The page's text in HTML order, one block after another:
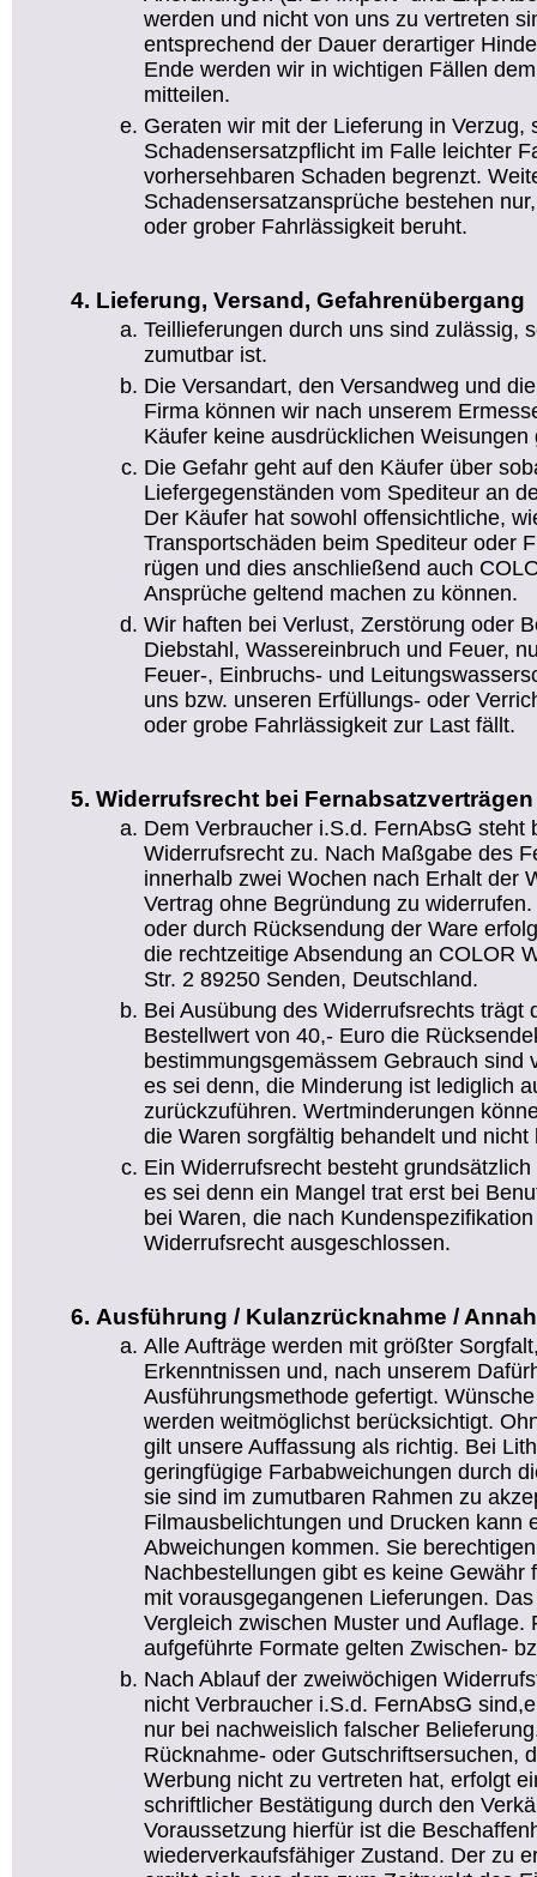
werden und nicht von uns zu vertreten
entsprechend der Dauer derartiger
Ende werden wir in wichtigen Fällen
mitteilen.
Geraten wir mit der Lieferung in Verzug,
Schadensersatzpflicht im Falle leichter
vorhersehbaren Schaden begrenzt.
Schadensersatzansprüche bestehen
oder grober Fahrlässigkeit beruht.
Lieferung, Versand, Gefahrenübergang
Teillieferungen durch uns sind zulässig,
zumutbar ist.
Die Versandart, den Versandweg und
Firma können wir nach unserem
Käufer keine ausdrücklichen Weisungen
Die Gefahr geht auf den Käufer über
Liefergegenständen vom Spediteur an
Der Käufer hat sowohl offensichtliche,
Transportschäden beim Spediteur oder
rügen und dies anschließend auch
Ansprüche geltend machen zu können.
Wir haften bei Verlust, Zerstörung oder
Diebstahl, Wassereinbruch und Feuer,
Feuer-, Einbruchs- und
uns bzw. unseren Erfüllungs- oder
oder grobe Fahrlässigkeit zur Last fällt.
Widerrufsrecht bei Fernabsatzverträgen
Dem Verbraucher i.S.d. FernAbsG steht
Widerrufsrecht zu. Nach Maßgabe des
innerhalb zwei Wochen nach Erhalt der
Vertrag ohne Begründung zu
oder durch Rücksendung der Ware
die rechtzeitige Absendung an COLOR
Str. 2 89250 Senden, Deutschland.
Bei Ausübung des Widerrufsrechts trägt
Bestellwert von 40,- Euro die
bestimmungsgemässem Gebrauch sind
es sei denn, die Minderung ist lediglich
zurückzuführen. Wertminderungen
die Waren sorgfältig behandelt und nicht
Ein Widerrufsrecht besteht
es sei denn ein Mangel trat erst bei
bei Waren, die nach
Widerrufsrecht ausgeschlossen.
Ausführung / Kulanzrücknahme /
Alle Aufträge werden mit größter
Erkenntnissen und, nach unserem
Ausführungsmethode gefertigt.
werden weitmöglichst berücksichtigt.
gilt unsere Auffassung als richtig. Bei
geringfügige Farbabweichungen durch
sie sind im zumutbaren Rahmen zu
Filmausbelichtungen und Drucken kann
Abweichungen kommen. Sie
Nachbestellungen gibt es keine Gewähr
mit vorausgegangenen Lieferungen.
Vergleich zwischen Muster und Auflage.
aufgeführte Formate gelten Zwischen-
Nach Ablauf der zweiwöchigen
nicht Verbraucher i.S.d. FernAbsG
nur bei nachweislich falscher
Rücknahme- oder Gutschriftsersuchen,
Werbung nicht zu vertreten hat, erfolgt
schriftlicher Bestätigung durch den
Voraussetzung hierfür ist die
wiederverkaufsfähiger Zustand. Der zu